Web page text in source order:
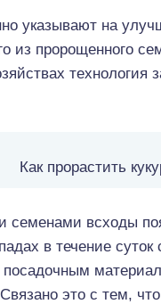
указывают на
из пророщенного
технология
Как прорастить
семенами всходы
в течение
это с тем,